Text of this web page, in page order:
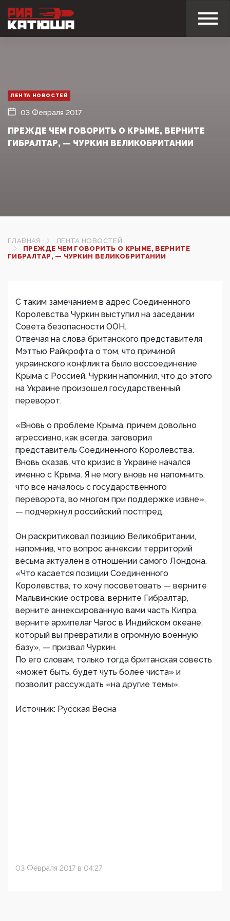
ЛЕНТА НОВОСТЕЙ
03 Февраля 2017
ПРЕЖДЕ ЧЕМ ГОВОРИТЬ О КРЫМЕ, ВЕРНИТЕ
ГИБРАЛТАР, — ЧУРКИН ВЕЛИКОБРИТАНИИ
ГЛАВНАЯ
ЛЕНТА НОВОСТЕЙ
ПРЕЖДЕ ЧЕМ ГОВОРИТЬ О КРЫМЕ, ВЕРНИТЕ
ГИБРАЛТАР, — ЧУРКИН ВЕЛИКОБРИТАНИИ
С таким замечанием в адрес Соединенного
Королевства Чуркин выступил на заседании
Совета безопасности ООН.
Отвечая на слова британского представителя
Мэттью Райкрофта о том, что причиной
украинского конфликта было воссоединение
Крыма с Россией, Чуркин напомнил, что до этого
на Украине произошел государственный
переворот.
«Вновь о проблеме Крыма, причем довольно
агрессивно, как всегда, заговорил
представитель Соединенного Королевства.
Вновь сказав, что кризис в Украине начался
именно с Крыма. Я не могу вновь не напомнить,
что все началось с государственного
переворота, во многом при поддержке извне»,
— подчеркнул российский постпред.
Он раскритиковал позицию Великобритании,
напомнив, что вопрос аннексии территорий
весьма актуален в отношении самого Лондона.
«Что касается позиции Соединенного
Королевства, то хочу посоветовать — верните
Мальвинские острова, верните Гибралтар,
верните аннексированную вами часть Кипра,
верните архипелаг Чагос в Индийском океане,
который вы превратили в огромную военную
базу», — призвал Чуркин.
По его словам, только тогда британская совесть
«может быть, будет чуть более чиста» и
позволит рассуждать «на другие темы».
Источник: Русская Весна
03 Февраля 2017 в 04:27